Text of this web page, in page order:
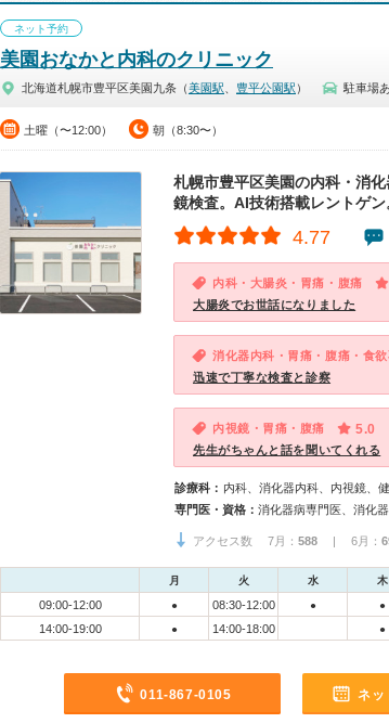
ネット予約
美園おなかと内科のクリニック
北海道札幌市豊平区美園九条（美園駅 豊平公園駅 ） 駐車場
土曜（〜12:00） 朝（8:30〜）
札幌市豊平区美園の内科・消
鏡検査。AI技術搭載レントゲン
4.77
内科・大腸炎・胃痛・腹痛
大腸炎でお世話になりました
消化器内科・胃痛・腹痛・食
迅速で丁寧な検査と診察
内視鏡・胃痛・腹痛 5.0
先生がちゃんと話を聞いてくれる
診療科： 内科、消化器内科、内視鏡、
専門医・資格： 消化器病専門医、消化
アクセス数 7月： 588 | 6月：
月 火 水 木
09:00-12:00 ● 08:30-12:00 ● ●
14:00-19:00 ● 14:00-18:00 ●
011-867-0105 ネッ